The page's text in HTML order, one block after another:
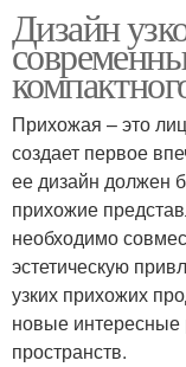
Дизайн
Прихожая – это
создает первое
ее дизайн должен
прихожие
необходимо
эстетическую
узких прихожих
новые
пространств.